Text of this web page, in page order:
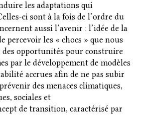
les adaptations qui
ci sont à la fois de l’ordre du
aussi l’avenir : l’idée de la
percevoir les « chocs » que nous
des opportunités pour construire
par le développement de modèles
accrues afin de ne pas subir
des menaces climatiques,
sociales et
de transition, caractérisé par